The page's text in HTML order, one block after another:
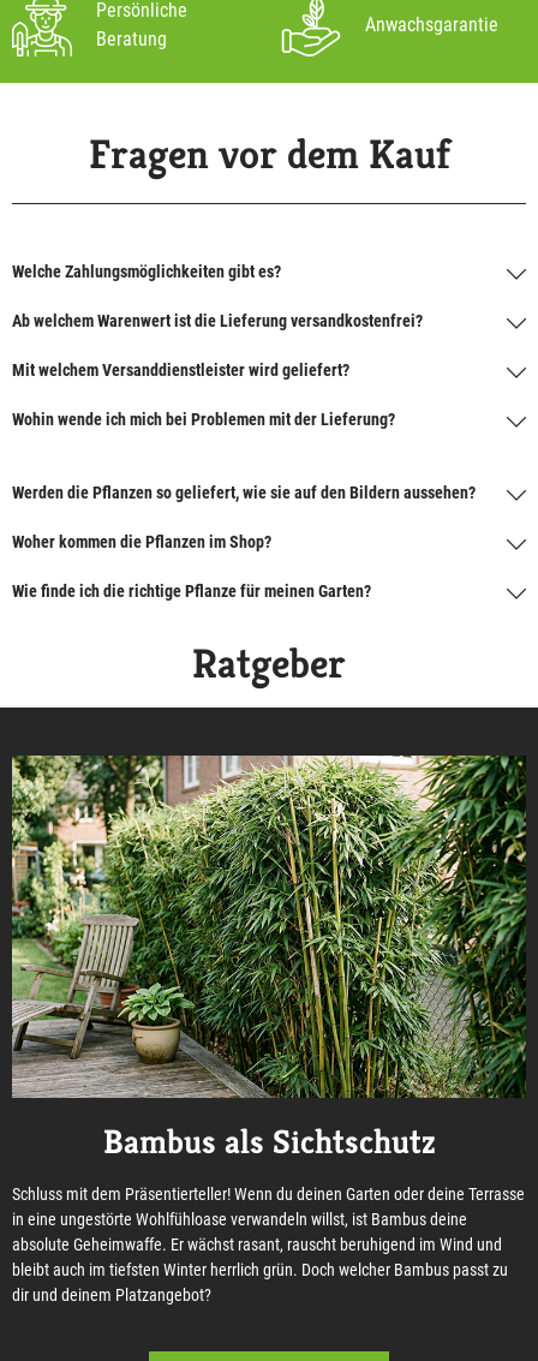
Persönliche
Beratung
Anwachsgarantie
Fragen vor dem Kauf
Welche Zahlungsmöglichkeiten gibt es?
Ab welchem Warenwert ist die Lieferung versandkostenfrei?
Mit welchem Versanddienstleister wird geliefert?
Wohin wende ich mich bei Problemen mit der Lieferung?
Werden die Pflanzen so geliefert, wie sie auf den Bildern aussehen?
Woher kommen die Pflanzen im Shop?
Wie finde ich die richtige Pflanze für meinen Garten?
Ratgeber
Bambus als Sichtschutz
Schluss mit dem Präsentierteller! Wenn du deinen Garten oder deine Terrasse
in eine ungestörte Wohlfühloase verwandeln willst, ist Bambus deine
absolute Geheimwaffe. Er wächst rasant, rauscht beruhigend im Wind und
bleibt auch im tiefsten Winter herrlich grün. Doch welcher Bambus passt zu
dir und deinem Platzangebot?